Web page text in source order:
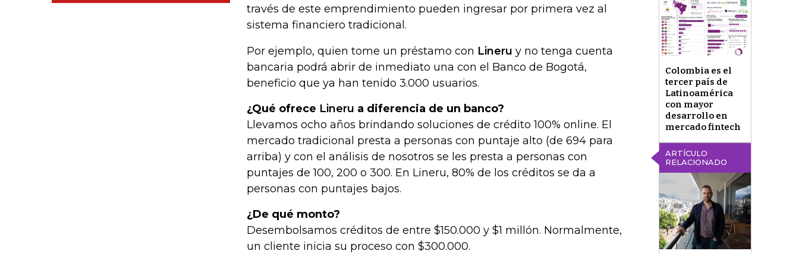
Colombia es el
tercer país de
Latinoamérica
con mayor
desarrollo en
mercado fintech
través de este emprendimiento pueden ingresar por primera vez al
sistema financiero tradicional.
ARTÍCULO
RELACIONADO
Por ejemplo, quien tome un préstamo con Lineru y no tenga cuenta
bancaria podrá abrir de inmediato una con el Banco de Bogotá,
beneficio que ya han tenido 3.000 usuarios.
¿Qué ofrece Lineru a diferencia de un banco?
Llevamos ocho años brindando soluciones de crédito 100% online. El
mercado tradicional presta a personas con puntaje alto (de 694 para
arriba) y con el análisis de nosotros se les presta a personas con
puntajes de 100, 200 o 300. En Lineru, 80% de los créditos se da a
personas con puntajes bajos.
¿De qué monto?
Desembolsamos créditos de entre $150.000 y $1 millón. Normalmente,
un cliente inicia su proceso con $300.000.